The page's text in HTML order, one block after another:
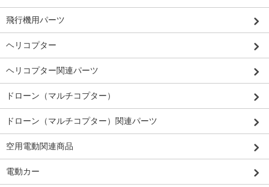
飛行機用パーツ
ヘリコプター
ヘリコプター関連パーツ
ドローン（マルチコプター）
ドローン（マルチコプター）関連パーツ
空用電動関連商品
電動カー